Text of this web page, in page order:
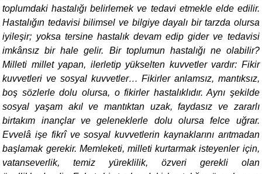
toplumdaki hastalığı belirlemek ve tedavi etmekle elde edilir.
Hastalığın tedavisi bilimsel ve bilgiye dayalı bir tarzda olursa
iyileşir; yoksa tersine hastalık devam edip gider ve tedavisi
imkânsız bir hale gelir. Bir toplumun hastalığı ne olabilir?
Milleti millet yapan, ilerletip yükselten kuvvetler vardır: Fikir
kuvvetleri ve sosyal kuvvetler…Fikirler anlamsız, mantıksız,
boş sözlerle dolu olursa, o fikirler hastalıklıdır. Aynı şekilde
sosyal yaşam akıl ve mantıktan uzak, faydasız ve zararlı
birtakım inançlar ve geleneklerle dolu olursa felce uğrar.
Evvelâ işe fikrî ve sosyal kuvvetlerin kaynaklarını arıtmadan
başlamak gerekir. Memleketi, milleti kurtarmak isteyenler için,
vatanseverlik, temiz yüreklilik, özveri gerekli olan